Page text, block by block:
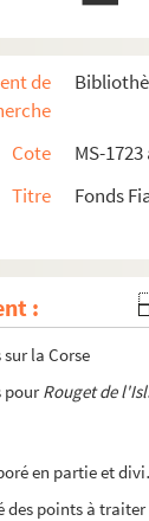
de
Cote
MS-1723
Titre
Fonds
:
des prêtres et du
et le divorce
et de l'État
sur la Corse
pourRouget de
en partie et
des points à traiter